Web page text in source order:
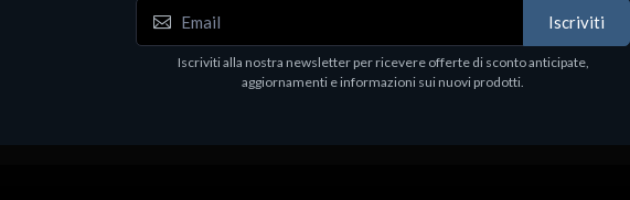
Iscriviti
Iscriviti alla nostra newsletter per ricevere offerte di sconto anticipate,
aggiornamenti e informazioni sui nuovi prodotti.